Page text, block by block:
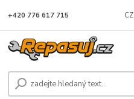
+420 776 617 715